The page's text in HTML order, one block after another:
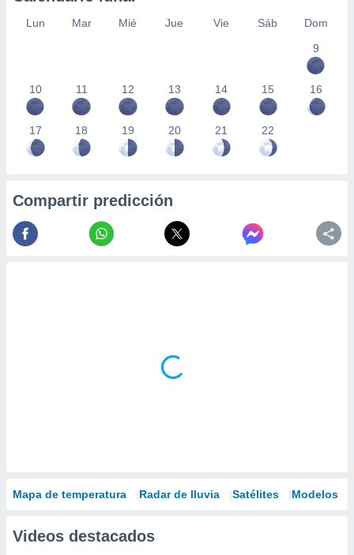
Lun Mar Mié Jue Vie Sáb
Dom
9
10 11 12 13 14 15 16
17 18 19 20 21 22
Compartir predicción
Mapa de temperatura Radar de lluvia Satélites Modelos
Videos destacados